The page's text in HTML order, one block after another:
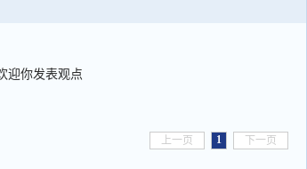
迎你发表观点
上一页 1 下一页